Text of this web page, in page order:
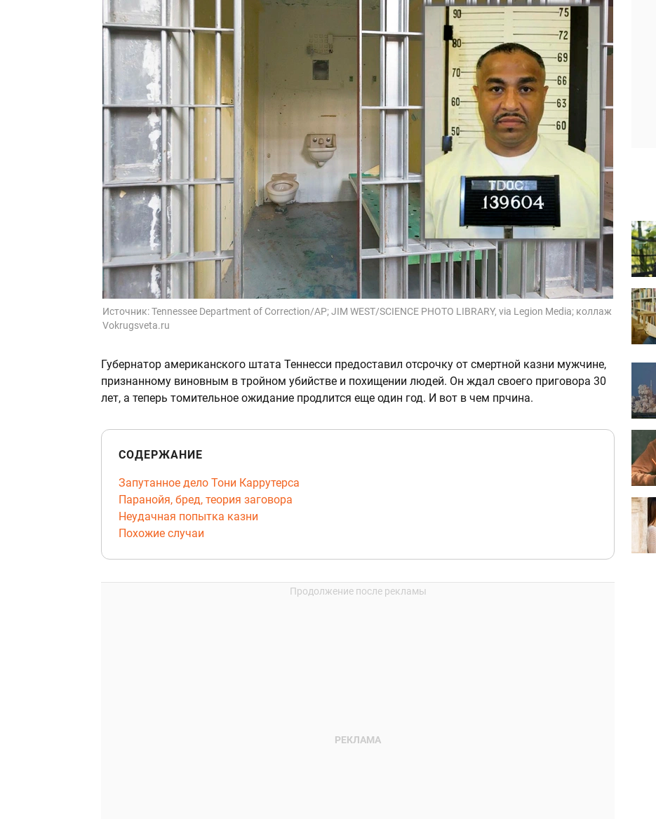
Источник:Tennessee Department of Correction/AP; JIM WEST/SCIENCE PHOTO LIBRARY, via Legion Media; коллаж
Vokrugsveta.ru
Губернатор американского штата Теннесси предоставил отсрочку от смертной казни мужчине,
признанному виновным в тройном убийстве и похищении людей. Он ждал своего приговора 30
лет, а теперь томительное ожидание продлится еще один год. И вот в чем прчина.
СОДЕРЖАНИЕ
Запутанное дело Тони Каррутерса
Паранойя, бред, теория заговора
Неудачная попытка казни
Похожие случаи